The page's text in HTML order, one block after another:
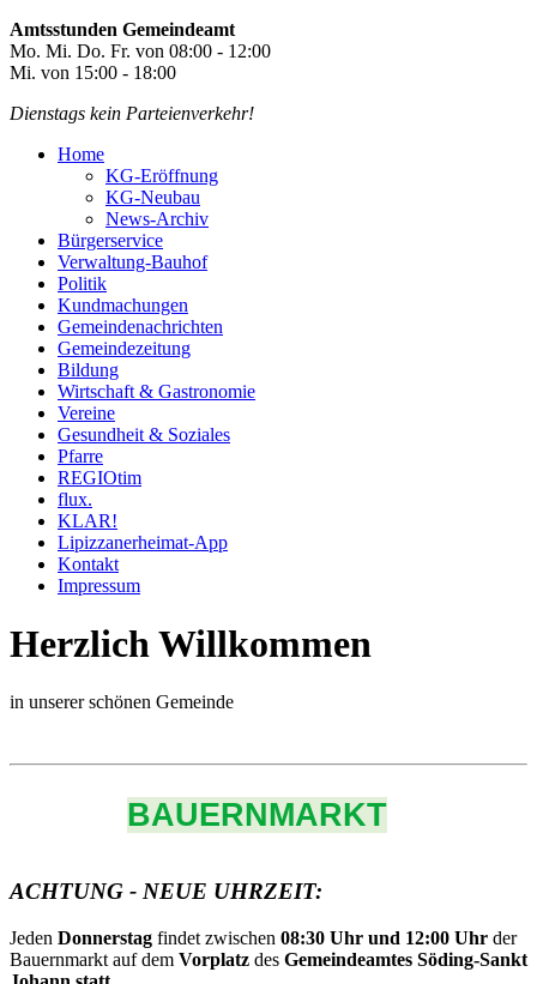
Amtsstunden Gemeindeamt
Mo. Mi. Do. Fr. von 08:00 - 12:00
Mi. von 15:00 - 18:00
Dienstags kein Parteienverkehr!
Home
KG-Eröffnung
KG-Neubau
News-Archiv
Bürgerservice
Verwaltung-Bauhof
Politik
Kundmachungen
Gemeindenachrichten
Gemeindezeitung
Bildung
Wirtschaft & Gastronomie
Vereine
Gesundheit & Soziales
Pfarre
REGIOtim
flux.
KLAR!
Lipizzanerheimat-App
Kontakt
Impressum
Herzlich Willkommen
in unserer schönen Gemeinde
BAUERNMARKT
ACHTUNG - NEUE UHRZEIT:
Jeden Donnerstag findet zwischen 08:30 Uhr und 12:00 Uhr der
Bauernmarkt auf dem Vorplatz des Gemeindeamtes Söding-Sankt